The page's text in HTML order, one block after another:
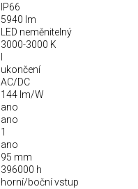
IP66
5940 lm
LED neměnitelný
3000-3000 K
ukončení
AC/DC
144 lm/W
ano
ano
1
ano
95 mm
396000 h
horní/boční vstup